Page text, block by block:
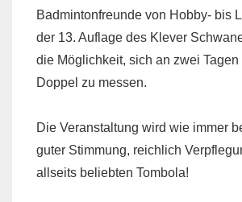
Badmintonfreunde von Hobby- bis
der 13. Auflage des Klever
die Möglichkeit, sich an zwei Tagen
Doppel zu messen.
Die Veranstaltung wird wie immer
guter Stimmung, reichlich
allseits beliebten Tombola!